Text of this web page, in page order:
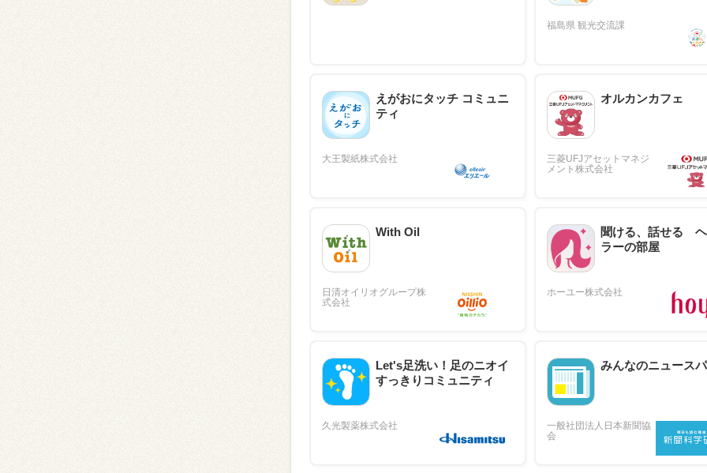
えがおにタッチ コミュニ
ティ
オルカンカフェ
With Oil
聞ける、話せる
ラーの部屋
Let's足洗い！足のニオイ
すっきりコミュニティ
みんなのニュース